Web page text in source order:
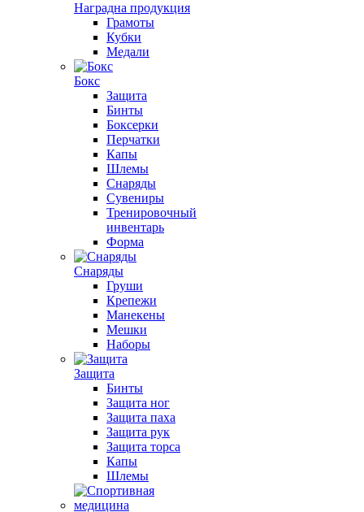
Наградна продукция
Грамоты
Кубки
Медали
Бокс
Защита
Бинты
Боксерки
Перчатки
Капы
Шлемы
Снаряды
Сувениры
Тренировочный
инвентарь
Форма
Снаряды
Груши
Крепежи
Манекены
Мешки
Наборы
Защита
Бинты
Защита ног
Защита паха
Защита рук
Защита торса
Капы
Шлемы